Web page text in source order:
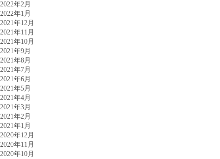
2022年2月
2022年1月
2021年12月
2021年11月
2021年10月
2021年9月
2021年8月
2021年7月
2021年6月
2021年5月
2021年4月
2021年3月
2021年2月
2021年1月
2020年12月
2020年11月
2020年10月